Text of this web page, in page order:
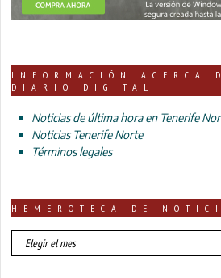
INFORMACIÓN ACERCA
DIARIO DIGITAL
Noticias de última hora en Tenerife
Noticias Tenerife Norte
Términos legales
HEMEROTECA DE
HEMEROTECA
DE